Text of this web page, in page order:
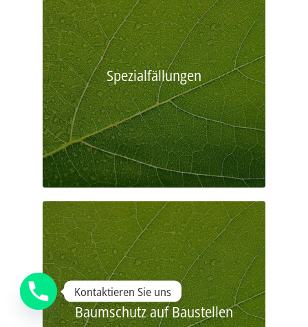
Spezialfällungen
Baumschutz auf Baustellen
Kontaktieren Sie uns